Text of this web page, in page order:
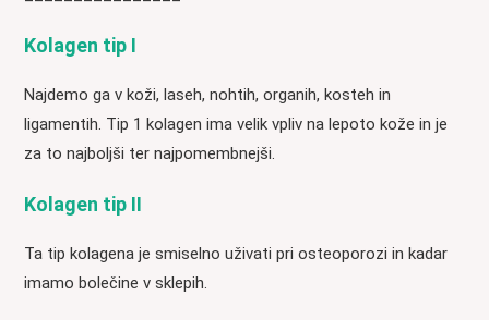
Kolagen tip I
Najdemo ga v koži, laseh, nohtih, organih, kosteh in
ligamentih. Tip 1 kolagen ima velik vpliv na lepoto kože in je
za to najboljši ter najpomembnejši.
Kolagen tip II
Ta tip kolagena je smiselno uživati pri osteoporozi in kadar
imamo bolečine v sklepih.